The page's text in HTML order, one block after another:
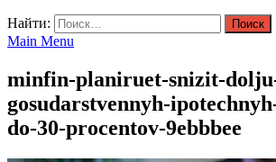
Найти:
Main Menu
minfin-planiruet-snizit-
gosudarstvennyh-
do-30-procentov-9ebbbee